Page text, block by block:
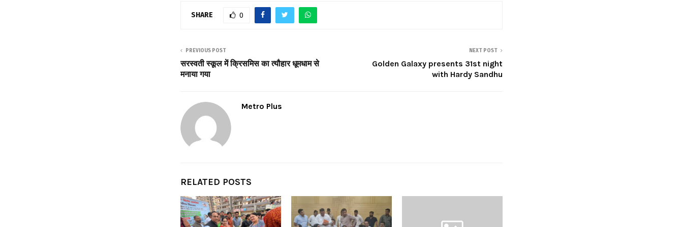
SHARE 0
PREVIOUS POST
सरस्वती स्कूल में क्रिसमिस का त्यौहार धूमधाम से
मनाया गया
NEXT POST
Golden Galaxy presents 31st night
with Hardy Sandhu
Metro Plus
RELATED POSTS